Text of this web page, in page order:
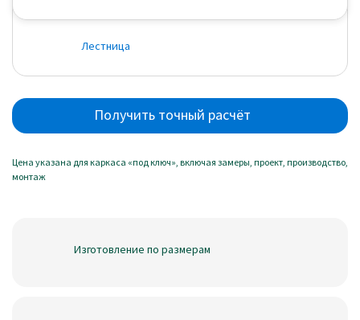
Лестница
Получить точный расчёт
Цена указана для каркаса «под ключ», включая замеры, проект, производство,
монтаж
Изготовление по размерам